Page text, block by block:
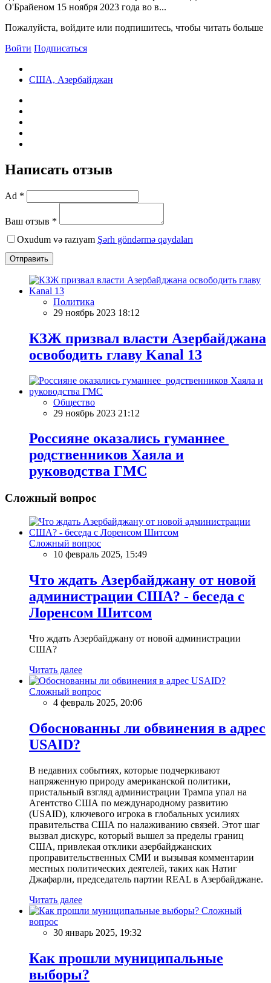
О'Брайеном 15 ноября 2023 года во в...
Пожалуйста, войдите или подпишитесь, чтобы читать больше
Войти Подписаться
США, Азербайджан
Написать отзыв
Ad *
Ваш отзыв *
Oxudum və razıyam Şərh göndərmə qaydaları
Отправить
Политика
29 ноябрь 2023 18:12
КЗЖ призвал власти Азербайджана
освободить главу Kanal 13
Общество
29 ноябрь 2023 21:12
Россияне оказались гуманнее
родственников Хаяла и
руководства ГМС
Сложный вопрос
Сложный вопрос
10 февраль 2025, 15:49
Что ждать Азербайджану от новой
администрации США? - беседа с
Лоренсом Шитсом
Что ждать Азербайджану от новой администрации
США?
Читать далее
Сложный вопрос
4 февраль 2025, 20:06
Обоснованны ли обвинения в адрес
USAID?
В недавних событиях, которые подчеркивают
напряженную природу американской политики,
пристальный взгляд администрации Трампа упал на
Агентство США по международному развитию
(USAID), ключевого игрока в глобальных усилиях
правительства США по налаживанию связей. Этот шаг
вызвал дискурс, который вышел за пределы границ
США, привлекая отклики азербайджанских
проправительственных СМИ и вызывая комментарии
местных политических деятелей, таких как Натиг
Джафарли, председатель партии REAL в Азербайджане.
Читать далее
Сложный
вопрос
30 январь 2025, 19:32
Как прошли муниципальные
выборы?